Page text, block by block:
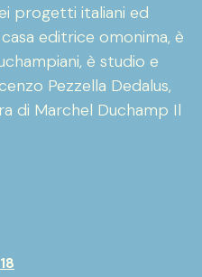
progetti italiani ed
editrice omonima, è
è studio e
Pezzella Dedalus,
di Marchel Duchamp Il